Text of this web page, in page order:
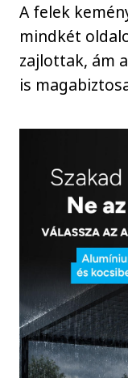
A felek
mindkét
zajlottak, ám
is